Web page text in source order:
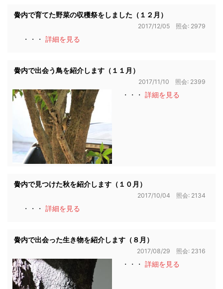
黌内で育てた野菜の収穫祭をしました（１２月）
2017/12/05 照会: 2979
・・・ 詳細を見る
黌内で出会う鳥を紹介します（１１月）
2017/11/10 照会: 2399
・・・ 詳細を見る
黌内で見つけた秋を紹介します（１０月）
2017/10/04 照会: 2134
・・・ 詳細を見る
黌内で出会った生き物を紹介します（８月）
2017/08/29 照会: 2316
・・・ 詳細を見る